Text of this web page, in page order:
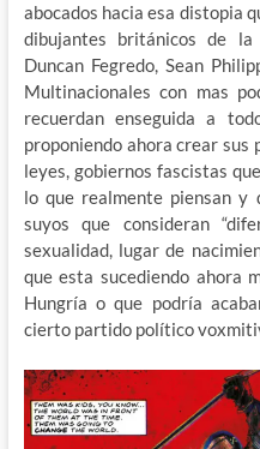
abocados hacia esa distopia
dibujantes británicos de la
Duncan Fegredo, Sean
Multinacionales con mas
recuerdan enseguida a
proponiendo ahora crear sus
leyes, gobiernos fascistas
lo que realmente piensan y
suyos que consideran
sexualidad, lugar de
que esta sucediendo ahora
Hungría o que podría
cierto partido político